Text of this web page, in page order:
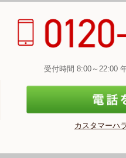
受付時間 8:00～22:00
カスタマーハ